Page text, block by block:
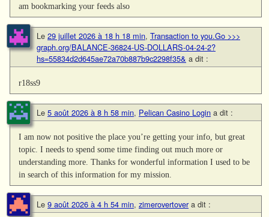
am bookmarking your feeds also
Le 29 juillet 2026 à 18 h 18 min, Transaction to you.Go >>>
graph.org/BALANCE-36824-US-DOLLARS-04-24-2?
hs=55834d2d645ae72a70b887b9c2298f35& a dit :
r18ss9
Le 5 août 2026 à 8 h 58 min, Pelican Casino Login a dit :
I am now not positive the place you’re getting your info, but great
topic. I needs to spend some time finding out much more or
understanding more. Thanks for wonderful information I used to be
in search of this information for my mission.
Le 9 août 2026 à 4 h 54 min, zimerovertover a dit :